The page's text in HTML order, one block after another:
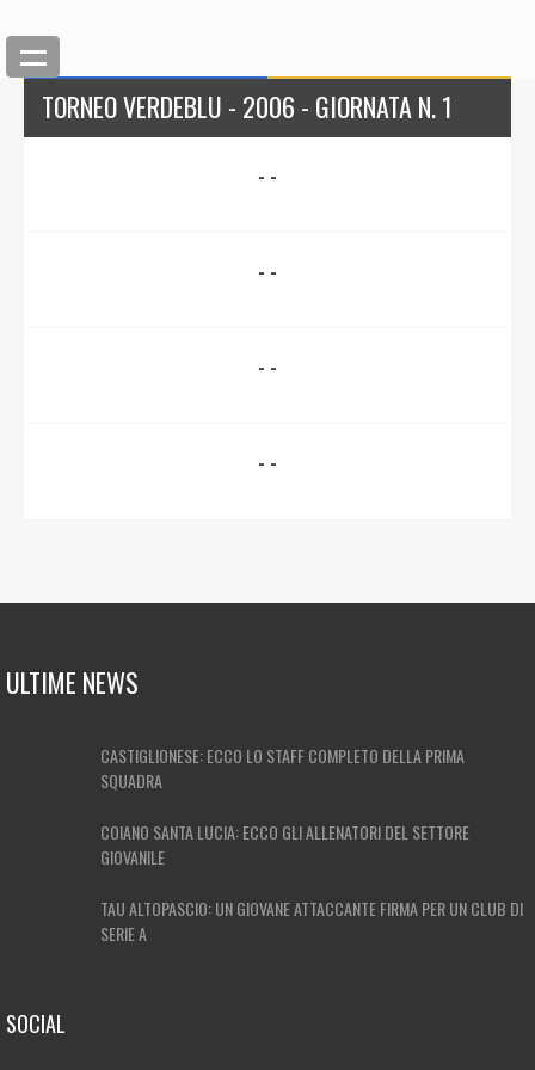
TORNEO VERDEBLU - 2006 - GIORNATA N. 1
- -
- -
- -
- -
ULTIME NEWS
CASTIGLIONESE: ECCO LO STAFF COMPLETO DELLA PRIMA
SQUADRA
COIANO SANTA LUCIA: ECCO GLI ALLENATORI DEL SETTORE
GIOVANILE
TAU ALTOPASCIO: UN GIOVANE ATTACCANTE FIRMA PER UN CLUB DI
SERIE A
SOCIAL